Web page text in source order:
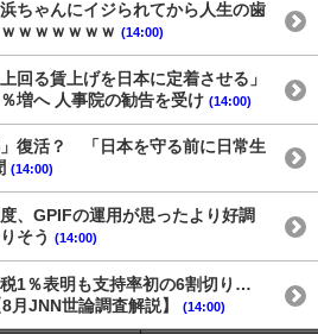
ちゃんにイジられてから人生の歯
ｗｗｗｗｗｗ (14:00)
回る賃上げを日本に定着させる」
増へ 人事院の勧告を受け (14:00)
復活？ 「日本を守る前に日常生
(14:00)
、GPIFの運用が思ったより好調
そう (14:00)
1％表明も支持率初の6割切り…
月JNN世論調査解説】
(14:00)